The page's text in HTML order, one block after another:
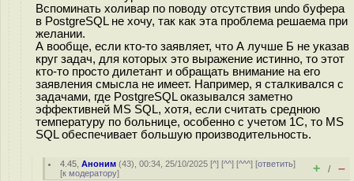
Вспоминать холивар по поводу отсутствия undo буфера
в PostgreSQL не хочу, так как эта проблема решаема при
желании.
А вообще, если кто-то заявляет, что А лучше Б не указав
круг задач, для которых это выражение истинно, то этот
кто-то просто дилетант и обращать внимание на его
заявления смысла не имеет. Например, я сталкивался с
задачами, где PostgreSQL оказывался заметно
эффективней MS SQL, хотя, если считать среднюю
температуру по больнице, особенно с учетом 1С, то MS
SQL обеспечивает большую производительность.
4.45 ,Аноним (43), 00:34, 25/10/2025 [^] [^^] [^^^] [ответить]
[к модератору] + / –